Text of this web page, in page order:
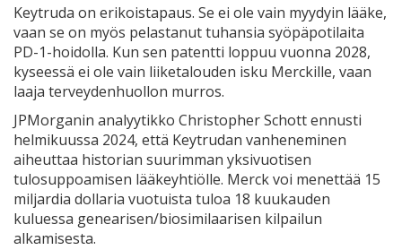
Keytruda on erikoistapaus. Se ei ole vain myydyin lääke,
vaan se on myös pelastanut tuhansia syöpäpotilaita
PD-1-hoidolla. Kun sen patentti loppuu vuonna 2028,
kyseessä ei ole vain liiketalouden isku Merckille, vaan
laaja terveydenhuollon murros.
JPMorganin analyytikko Christopher Schott ennusti
helmikuussa 2024, että Keytrudan vanheneminen
aiheuttaa historian suurimman yksivuotisen
tulosuppoamisen lääkeyhtiölle. Merck voi menettää 15
miljardia dollaria vuotuista tuloa 18 kuukauden
kuluessa genearisen/biosimilaarisen kilpailun
alkamisesta.